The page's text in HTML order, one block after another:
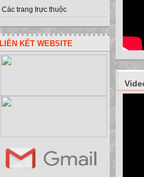
Các trang trực thuộc
LIÊN KẾT WEBSITE